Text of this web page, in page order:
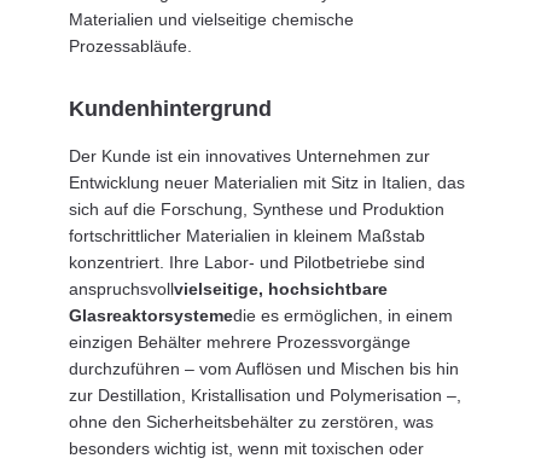
Materialien und vielseitige chemische
Prozessabläufe.
Kundenhintergrund
Der Kunde ist ein innovatives Unternehmen zur
Entwicklung neuer Materialien mit Sitz in Italien, das
sich auf die Forschung, Synthese und Produktion
fortschrittlicher Materialien in kleinem Maßstab
konzentriert. Ihre Labor- und Pilotbetriebe sind
anspruchsvollvielseitige, hochsichtbare
Glasreaktorsystemedie es ermöglichen, in einem
einzigen Behälter mehrere Prozessvorgänge
durchzuführen – vom Auflösen und Mischen bis hin
zur Destillation, Kristallisation und Polymerisation –,
ohne den Sicherheitsbehälter zu zerstören, was
besonders wichtig ist, wenn mit toxischen oder